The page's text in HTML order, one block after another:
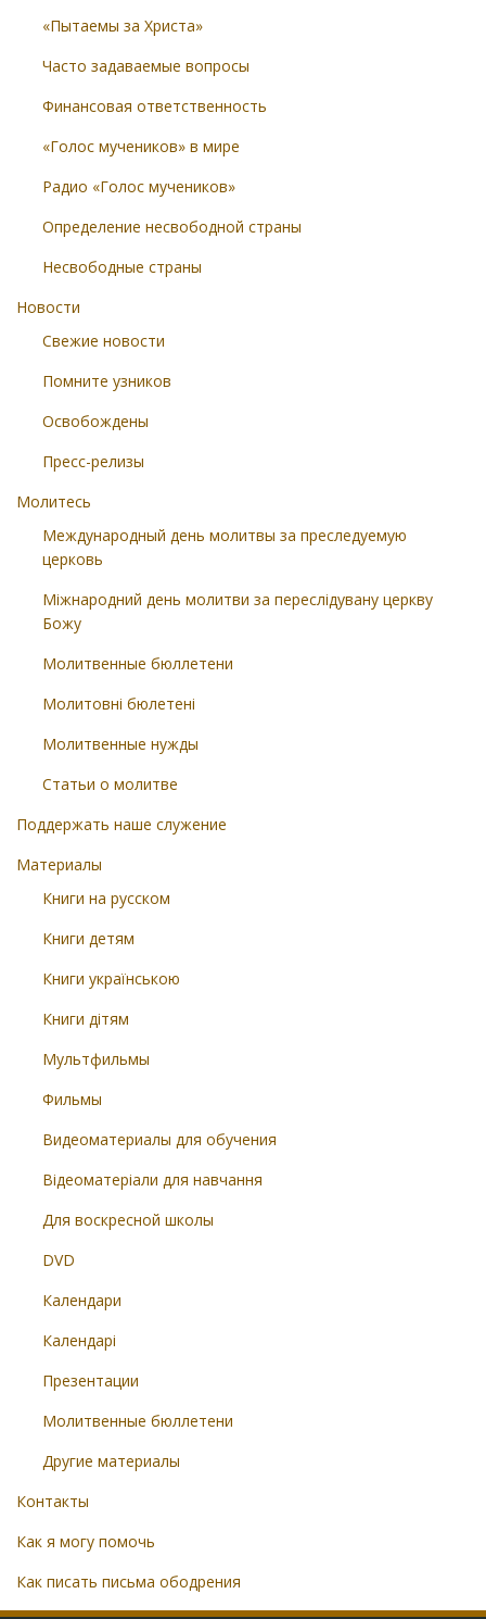
«Пытаемы за Христа»
Часто задаваемые вопросы
Финансовая ответственность
«Голос мучеников» в мире
Радио «Голос мучеников»
Определение несвободной страны
Несвободные страны
Новости
Свежие новости
Помните узников
Освобождены
Пресс-релизы
Молитесь
Международный день молитвы за преследуемую
церковь
Міжнародний день молитви за переслідувану церкву
Божу
Молитвенные бюллетени
Молитовні бюлетені
Молитвенные нужды
Статьи о молитве
Поддержать наше служение
Материалы
Книги на русском
Книги детям
Книги українською
Книги дітям
Мультфильмы
Фильмы
Видеоматериалы для обучения
Відеоматеріали для навчання
Для воскресной школы
DVD
Календари
Календарі
Презентации
Молитвенные бюллетени
Другие материалы
Контакты
Как я могу помочь
Как писать письма ободрения